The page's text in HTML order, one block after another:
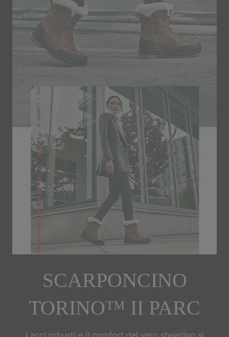
SCARPONCINO
TORINO™ II PARC
Lacci robusti e il comfort del vero shearling si